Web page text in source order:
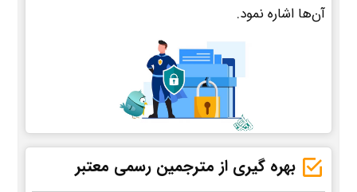
آن‌ها اشاره نمود.
بهره گیری از مترجمین رسمی معتبر